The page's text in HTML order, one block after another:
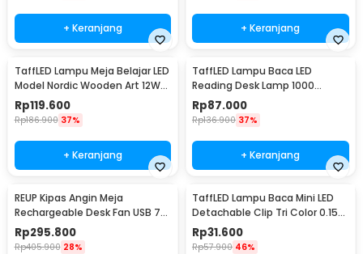
+ Keranjang + Keranjang
TaffLED Lampu Meja Belajar LED
Model Nordic Wooden Art 12W
3in1 Color - PK407
Rp119.600
Rp186.900 37%
+ Keranjang
TaffLED Lampu Baca LED
Reading Desk Lamp 1000
Lumens 12W 3 Color - FX310
Rp87.000
Rp136.900 37%
+ Keranjang
REUP Kipas Angin Meja
Rechargeable Desk Fan USB 7
Inch 10000mAh - DQ212
Rp295.800
Rp405.900 28%
TaffLED Lampu Baca Mini LED
Detachable Clip Tri Color 0.15W
- KD-21
Rp31.600
Rp57.900 46%